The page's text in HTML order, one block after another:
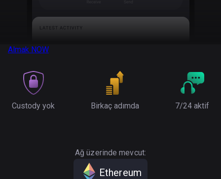
Almak NOW
Custody yok Birkaç adımda 7/24 aktif
Ağ üzerinde mevcut:
Ethereum